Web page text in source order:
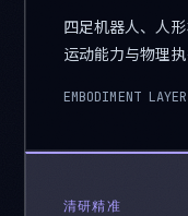
四足机器人、人
运动能力与物理执
EMBODIMENT LAYER
清研精准